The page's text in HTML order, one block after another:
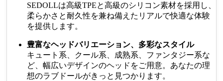
SEDOLLは高級TPEと高級のシリコン素材を採用し、
柔らかさと耐久性を兼ね備えたリアルで快適な体験
を提供します。
豊富なヘッドバリエーション、多彩なスタイル
キュート系、クール系、成熟系、ファンタジー系な
ど、幅広いデザインのヘッドをご用意。あなたの理
想のラブドールがきっと見つかります。